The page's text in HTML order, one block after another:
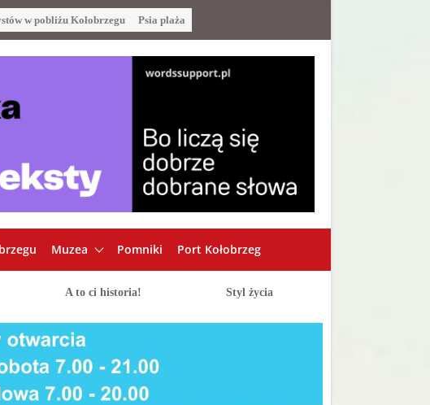
w pobliżu Kołobrzegu Psia plaża
Muzea Pomniki Port Kołobrzeg
A to ci historia! Styl życia